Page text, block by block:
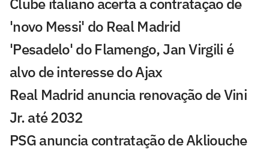
'novo Messi' do Real Madrid
'Pesadelo' do Flamengo, Jan Virgili é
alvo de interesse do Ajax
Real Madrid anuncia renovação de Vini
Jr. até 2032
PSG anuncia contratação de Akliouche